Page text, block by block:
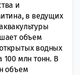
и
в ведущих
объем
водных
100 млн тонн. В
объем